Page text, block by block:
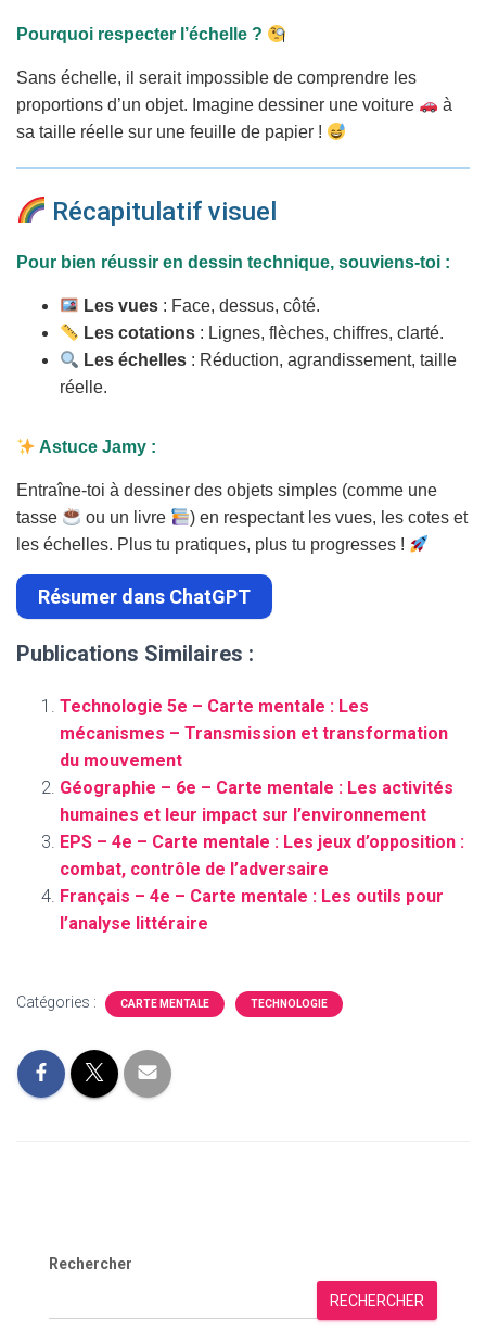
Pourquoi respecter l’échelle ?
Sans échelle, il serait impossible de comprendre les
proportions d’un objet. Imagine dessiner une voiture
à
sa taille réelle sur une feuille de papier !
Récapitulatif visuel
Pour bien réussir en dessin technique, souviens-toi :
Les vues : Face, dessus, côté.
Les cotations : Lignes, flèches, chiffres, clarté.
Les échelles : Réduction, agrandissement, taille
réelle.
Astuce Jamy :
Entraîne-toi à dessiner des objets simples (comme une
tasse
ou un livre
) en respectant les vues, les cotes et
les échelles. Plus tu pratiques, plus tu progresses !
Résumer dans ChatGPT
Publications Similaires :
Technologie 5e – Carte mentale : Les
mécanismes – Transmission et transformation
du mouvement
Géographie – 6e – Carte mentale : Les activités
humaines et leur impact sur l’environnement
EPS – 4e – Carte mentale : Les jeux d’opposition :
combat, contrôle de l’adversaire
Français – 4e – Carte mentale : Les outils pour
l’analyse littéraire
Catégories : CARTE MENTALE TECHNOLOGIE
Rechercher
RECHERCHER